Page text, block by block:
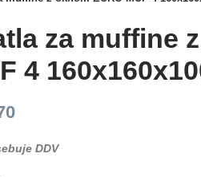
za muffine
4
DDV